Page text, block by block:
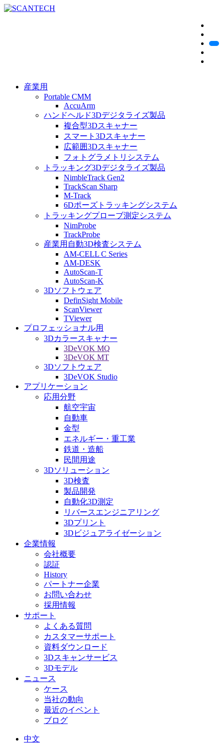
産業用
Portable CMM
AccuArm
ハンドヘルド3Dデジタライズ製品
複合型3Dスキャナー
スマート3Dスキャナー
広範囲3Dスキャナー
フォトグラメトリシステム
トラッキング3Dデジタライズ製品
NimbleTrack Gen2
TrackScan Sharp
M-Track
6Dポーズトラッキングシステム
トラッキングプローブ測定システム
NimProbe
TrackProbe
産業用自動3D検査システム
AM-CELL C Series
AM-DESK
AutoScan-T
AutoScan-K
3Dソフトウェア
DefinSight Mobile
ScanViewer
TViewer
プロフェッショナル用
3Dカラースキャナー
3DeVOK MQ
3DeVOK MT
3Dソフトウェア
3DeVOK Studio
アプリケーション
応用分野
航空宇宙
自動車
金型
エネルギー・重工業
鉄道・造船
民間用途
3Dソリューション
3D検査
製品開発
自動化3D測定
リバースエンジニアリング
3Dプリント
3Dビジュアライゼーション
企業情報
会社概要
認証
History
パートナー企業
お問い合わせ
採用情報
サポート
よくある質問
カスタマーサポート
資料ダウンロード
3Dスキャンサービス
3Dモデル
ニュース
ケース
当社の動向
最近のイベント
ブログ
中文